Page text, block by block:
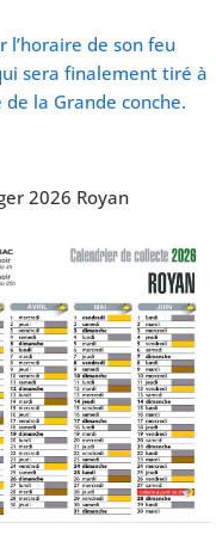
Vol de deux
l’horaire de son feu
sera finalement tiré à
la Grande conche.
2026 Royan